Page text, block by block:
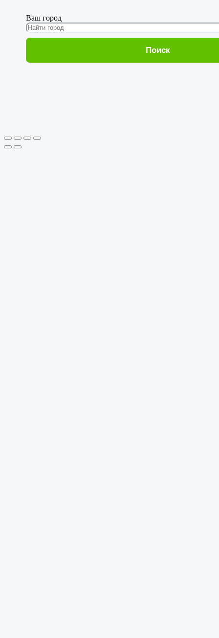
Ваш город
Поиск